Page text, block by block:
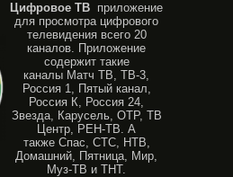
Цифровое ТВ приложение
для просмотра цифрового
телевидения всего 20
каналов. Приложение
содержит такие
каналы Матч ТВ, ТВ-3,
Россия 1, Пятый канал,
Россия К, Россия 24,
Звезда, Карусель, ОТР, ТВ
Центр, РЕН-ТВ. А
также Спас, СТС, НТВ,
Домашний, Пятница, Мир,
Муз-ТВ и ТНТ.